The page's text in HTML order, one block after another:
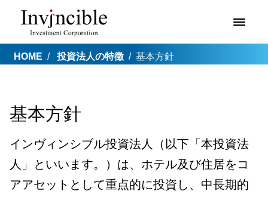
HOME 投資法人の特徴 基本方針
基本方針
インヴィンシブル投資法人（以下「本投資法
人」といいます。）は、ホテル及び住居をコ
アアセットとして重点的に投資し、中長期的